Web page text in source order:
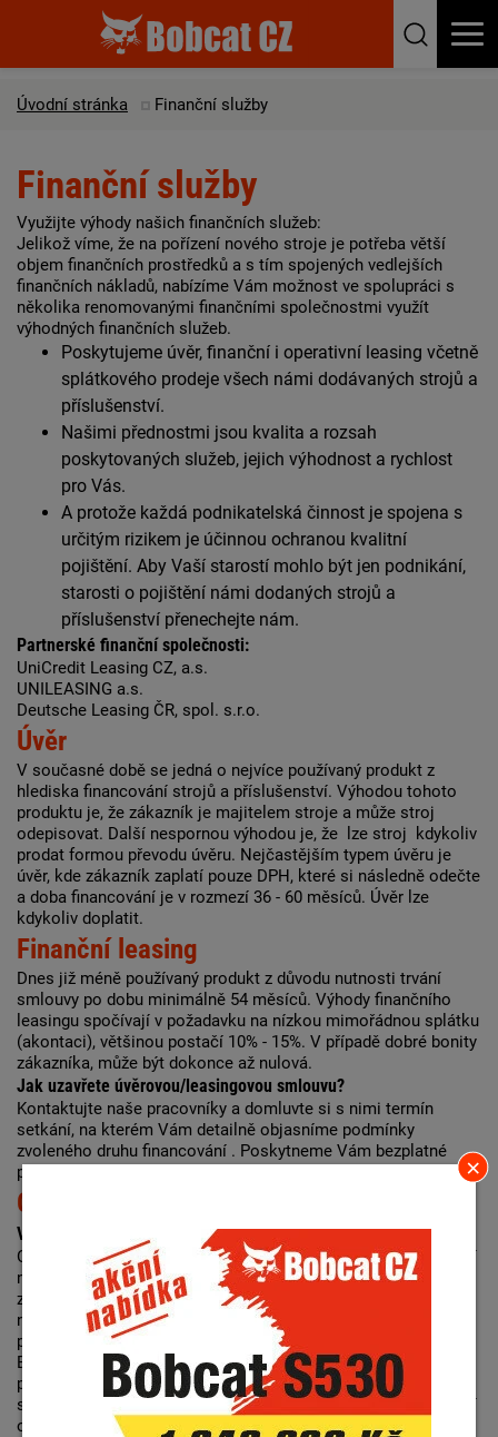
Úvodní stránka Finanční služby
Finanční služby
Využijte výhody našich finančních služeb:
Jelikož víme, že na pořízení nového stroje je potřeba větší
objem finančních prostředků a s tím spojených vedlejších
finančních nákladů, nabízíme Vám možnost ve spolupráci s
několika renomovanými finančními společnostmi využít
výhodných finančních služeb.
Poskytujeme úvěr, finanční i operativní leasing včetně
splátkového prodeje všech námi dodávaných strojů a
příslušenství.
Našimi přednostmi jsou kvalita a rozsah
poskytovaných služeb, jejich výhodnost a rychlost
pro Vás.
A protože každá podnikatelská činnost je spojena s
určitým rizikem je účinnou ochranou kvalitní
pojištění. Aby Vaší starostí mohlo být jen podnikání,
starosti o pojištění námi dodaných strojů a
příslušenství přenechejte nám.
Partnerské finanční společnosti:
UniCredit Leasing CZ, a.s.
UNILEASING a.s.
Deutsche Leasing ČR, spol. s.r.o.
Úvěr
V současné době se jedná o nejvíce používaný produkt z
hlediska financování strojů a příslušenství. Výhodou tohoto
produktu je, že zákazník je majitelem stroje a může stroj
odepisovat. Další nespornou výhodou je, že lze stroj kdykoliv
prodat formou převodu úvěru. Nejčastějším typem úvěru je
úvěr, kde zákazník zaplatí pouze DPH, které si následně odečte
a doba financování je v rozmezí 36 - 60 měsíců. Úvěr lze
kdykoliv doplatit.
Finanční leasing
Dnes již méně používaný produkt z důvodu nutnosti trvání
smlouvy po dobu minimálně 54 měsíců. Výhody finančního
leasingu spočívají v požadavku na nízkou mimořádnou splátku
(akontaci), většinou postačí 10% - 15%. V případě dobré bonity
zákazníka, může být dokonce až nulová.
Jak uzavřete úvěrovou/leasingovou smlouvu?
Kontaktujte naše pracovníky a domluvte si s nimi termín
setkání, na kterém Vám detailně objasníme podmínky
zvoleného druhu financování . Poskytneme Vám bezplatné
poradenství při výběru optimální formy a struktury financování.
Operativní leasing
Využijte výhody operativního leasingu:
Operativní leasing je pronájem stroje nebo přídavného zařízení
na časově neomezenou dobu. Délku pronájmu stanovíme na
základě Vašich potřeb a požadavků. V tomto případě
nepožadujeme jednorázovou splátku předem. Vlastníkem
předmětu leasingu je leasingová společnost nebo společnost
Bobcat CZ, a.s.. Po ukončení pronájmu, nájemce vrátí
pronajatý předmět zpět do leasingové společnosti nebo do
společnosti Bobcat CZ, a.s.. Splátky jsou fixní po celé smluvní
období.